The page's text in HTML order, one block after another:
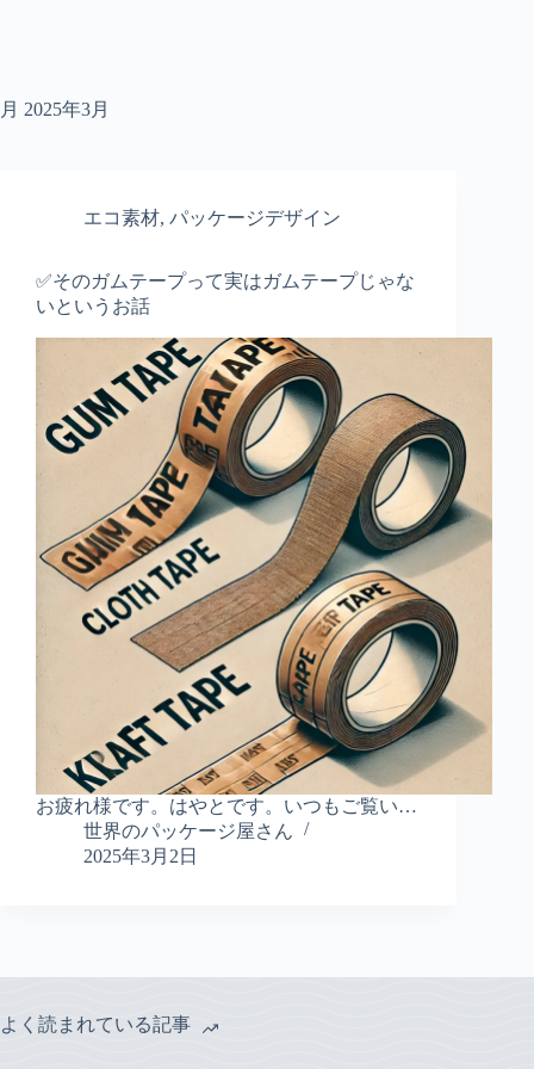
月 2025年3月
エコ素材, パッケージデザイン
✅そのガムテープって実はガムテープじゃな
いというお話
お疲れ様です。はやとです。いつもご覧い…
世界のパッケージ屋さん
2025年3月2日
よく読まれている記事